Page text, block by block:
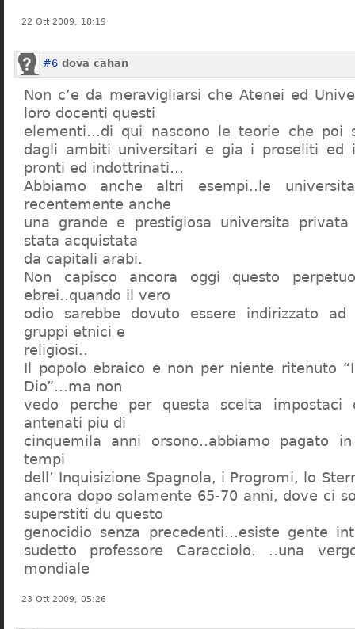
22 Ott 2009, 18:19
#6 dova cahan
Non c’e da meravigliarsi che Atenei ed
loro docenti questi
elementi…di qui nascono le teorie che poi
dagli ambiti universitari e gia i proseliti ed
pronti ed indottrinati…
Abbiamo anche altri esempi..le
recentemente anche
una grande e prestigiosa universita
stata acquistata
da capitali arabi.
Non capisco ancora oggi questo
ebrei..quando il vero
odio sarebbe dovuto essere indirizzato
gruppi etnici e
religiosi..
Il popolo ebraico e non per niente ritenuto
Dio”…ma non
vedo perche per questa scelta
antenati piu di
cinquemila anni orsono..abbiamo pagato
tempi
dell’ Inquisizione Spagnola, i Progromi, lo
ancora dopo solamente 65-70 anni, dove ci
superstiti du questo
genocidio senza precedenti…esiste gente
sudetto professore Caracciolo. ..una
mondiale
23 Ott 2009, 05:26